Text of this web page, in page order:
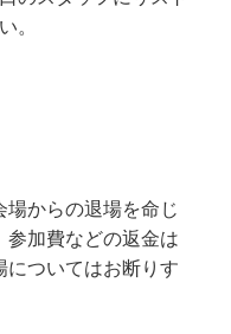
。
場からの退場を命じ
参加費などの返金は
についてはお断りす